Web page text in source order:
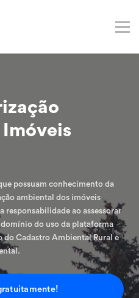
se
possuam conhecimento da
ambiental dos imóveis
responsabilidade ao assessorar
do uso da plataforma
do Cadastro Ambiental Rural e